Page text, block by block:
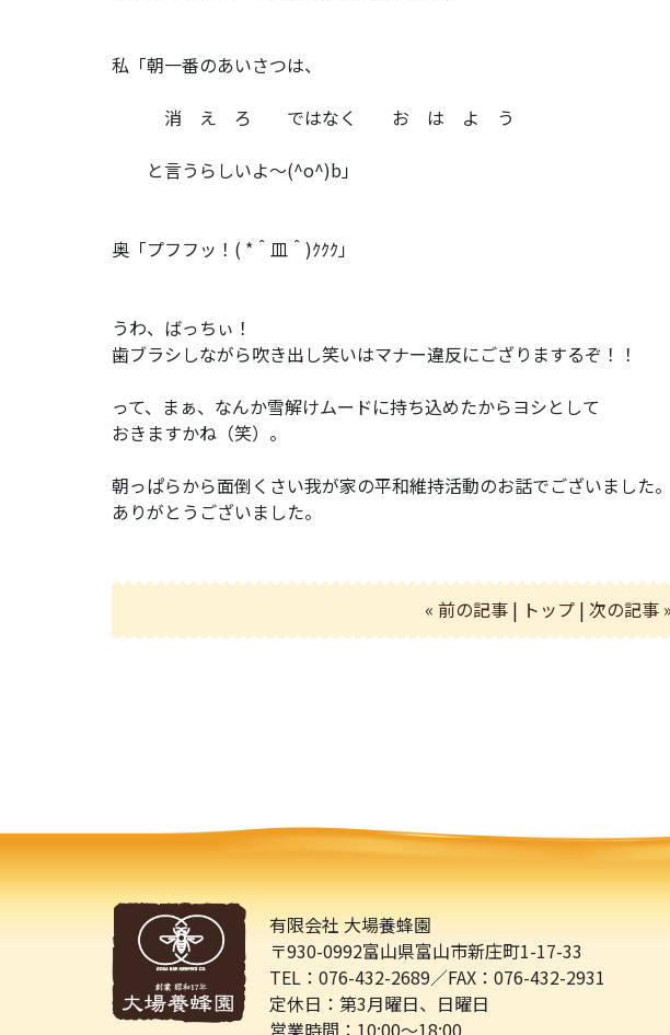
私「朝一番のあいさつは、
消 え ろ ではなく お は よ う
と言うらしいよ～(^o^)b」
奥「プフフッ！( *＾皿＾)ｸｸｸ」
うわ、ばっちぃ！
歯ブラシしながら吹き出し笑いはマナー違反にござりまするぞ！！
って、まぁ、なんか雪解けムードに持ち込めたからヨシとして
おきますかね（笑）。
朝っぱらから面倒くさい我が家の平和維持活動のお話でございました。
ありがとうございました。
« 前の記事 | トップ | 次の記事 »
有限会社 大場養蜂園
〒930-0992富山県富山市新庄町1-17-33
TEL：076-432-2689／FAX：076-432-2931
定休日：第3月曜日、日曜日
営業時間：10:00～18:00